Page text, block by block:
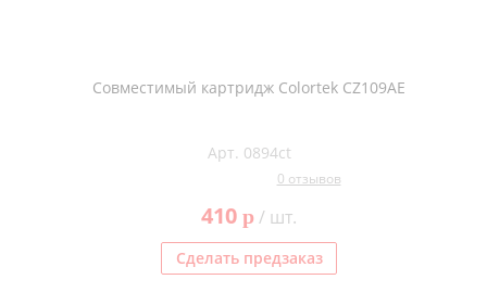
Совместимый картридж Colortek CZ109AE
Арт. 0894ct
0 отзывов
410 p/ шт.
Сделать предзаказ